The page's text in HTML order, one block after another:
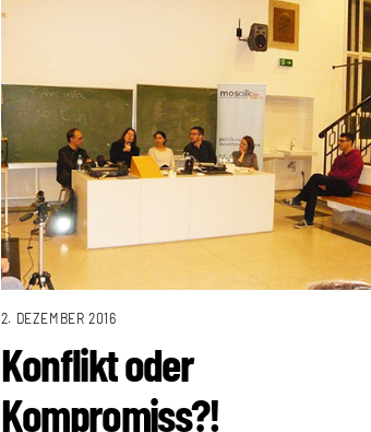
2. DEZEMBER 2016
Konflikt oder
Kompromiss?!